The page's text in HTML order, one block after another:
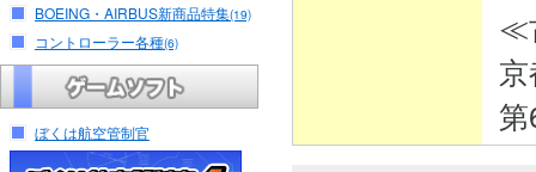
BOEING・AIRBUS新商品特集(19)
コントローラー各種(6)
ぼくは航空管制官
≪